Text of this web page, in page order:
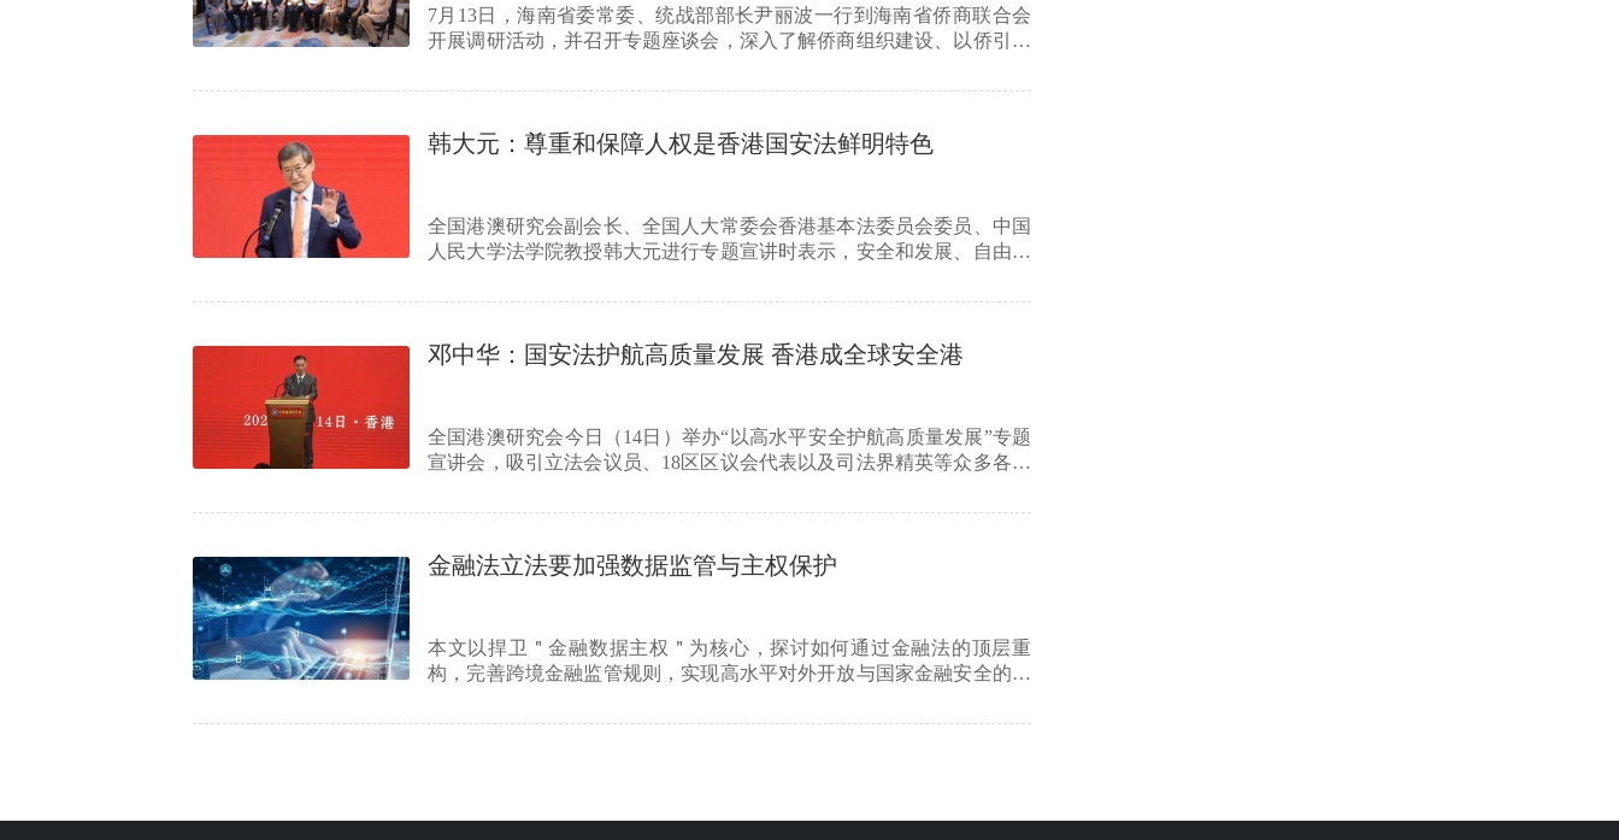
7月13日，海南省委常委、统战部部长尹丽波一行到海南省侨商联合会
开展调研活动，并召开专题座谈会，深入了解侨商组织建设、以侨引商
韩大元：尊重和保障人权是香港国安法鲜明特色
全国港澳研究会副会长、全国人大常委会香港基本法委员会委员、中国
人民大学法学院教授韩大元进行专题宣讲时表示，安全和发展、自由是
邓中华：国安法护航高质量发展 香港成全球安全港
全国港澳研究会今日（14日）举办“以高水平安全护航高质量发展”专题
宣讲会，吸引立法会议员、18区区议会代表以及司法界精英等众多各界
金融法立法要加强数据监管与主权保护
本文以捍卫＂金融数据主权＂为核心，探讨如何通过金融法的顶层重
构，完善跨境金融监管规则，实现高水平对外开放与国家金融安全的动